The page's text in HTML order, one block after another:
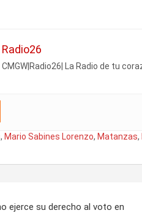
Radio26
CMGW|Radio26| La Radio de tu
, Mario Sabines Lorenzo, Matanzas,
ejerce su derecho al voto en